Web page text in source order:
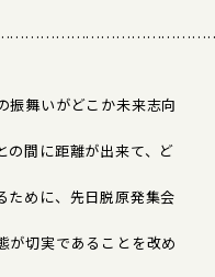
振舞いがどこか未来志向
の間に距離が出来て、ど
ために、先日脱原発集会
が切実であることを改め